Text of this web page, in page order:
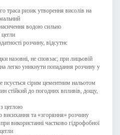
траса ризик утворення висолів на
водою сильно
розчину, відсутнє
назовні, не сповзає; при лицьовій
легко уникнути попадання розчину у
псується сірим цементним нальотом
стійкий до погодних впливів, дощу,
з цеглою
висихання та «згоряння» розчину
використанні частково гідрофобної